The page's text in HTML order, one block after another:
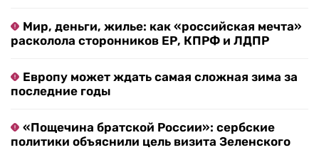
Мир, деньги, жилье: как «российская мечта»
расколола сторонников ЕР, КПРФ и ЛДПР
Европу может ждать самая сложная зима за
последние годы
«Пощечина братской России»: сербские
политики объяснили цель визита Зеленского